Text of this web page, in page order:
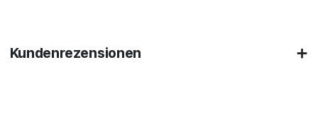
Kundenrezensionen